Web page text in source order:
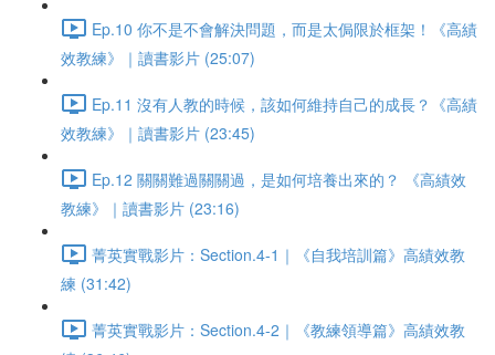
Ep.10 你不是不會解決問題，而是太侷限於框架！《高績
效教練》｜讀書影片 (25:07)
Ep.11 沒有人教的時候，該如何維持自己的成長？《高績
效教練》｜讀書影片 (23:45)
Ep.12 關關難過關關過，是如何培養出來的？ 《高績效
教練》｜讀書影片 (23:16)
菁英實戰影片：Section.4-1｜《自我培訓篇》高績效教
練 (31:42)
菁英實戰影片：Section.4-2｜《教練領導篇》高績效教